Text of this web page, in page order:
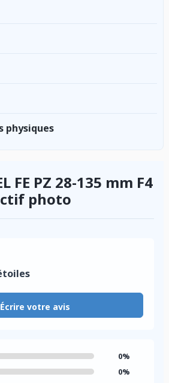
physiques
FE PZ 28-135 mm F4
photo
Écrire votre avis
0%
0%